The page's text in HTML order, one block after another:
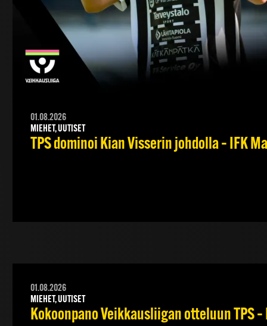
01.08.2026
MIEHET, UUTISET
TPS dominoi Kian Visserin johdolla – IFK
01.08.2026
MIEHET, UUTISET
Kokoonpano Veikkausliigan otteluun TPS